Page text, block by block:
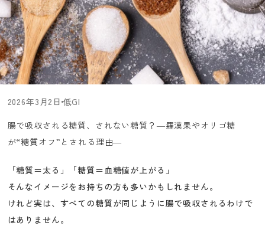
2026年3月2日低GI
腸で吸収される糖質、されない糖質？―羅漢果やオリゴ糖
が“糖質オフ”とされる理由―
「糖質＝太る」「糖質＝血糖値が上がる」
そんなイメージをお持ちの方も多いかもしれません。
けれど実は、すべての糖質が同じように腸で吸収されるわけで
はありません。